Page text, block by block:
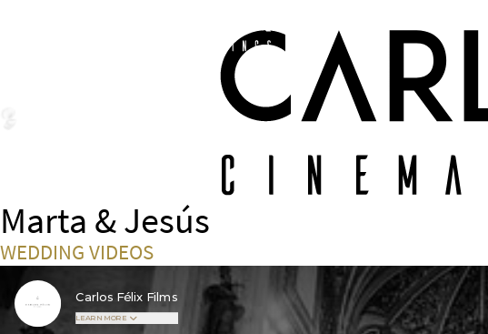
Marta & Jesús
WEDDING VIDEOS